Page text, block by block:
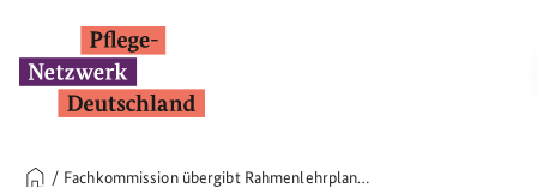
Fachkommission übergibt Rahmenlehrplan…